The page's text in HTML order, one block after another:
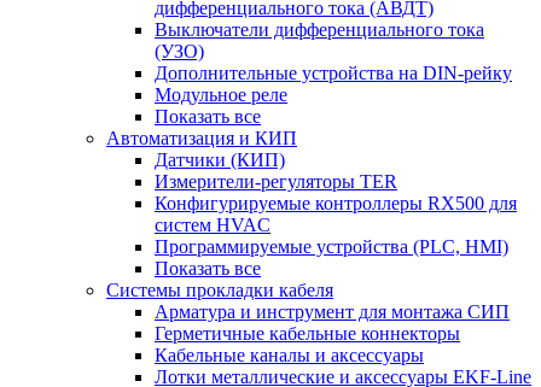
дифференциального тока (АВДТ)
Выключатели дифференциального тока
(УЗО)
Дополнительные устройства на DIN-рейку
Модульное реле
Показать все
Автоматизация и КИП
Датчики (КИП)
Измерители-регуляторы TER
Конфигурируемые контроллеры RX500 для
систем HVAC
Программируемые устройства (PLC, HMI)
Показать все
Системы прокладки кабеля
Арматура и инструмент для монтажа СИП
Герметичные кабельные коннекторы
Кабельные каналы и аксессуары
Лотки металлические и аксессуары EKF-Line